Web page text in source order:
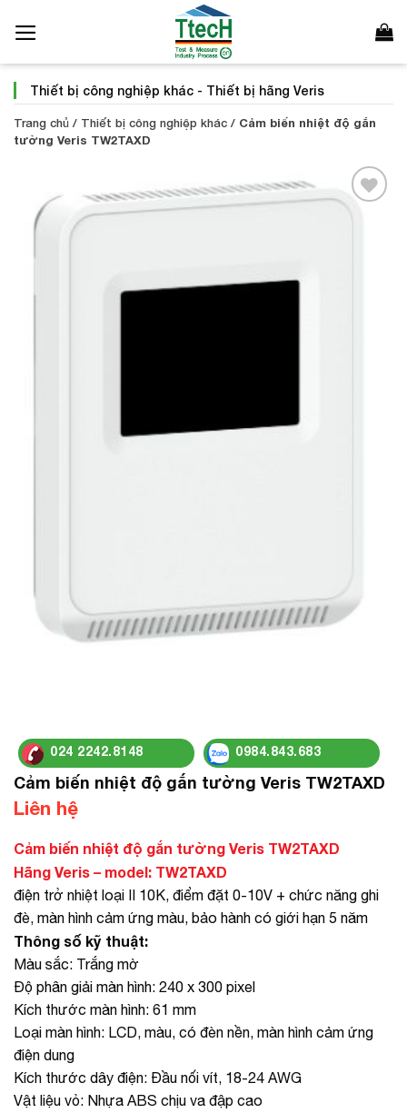
qua
dung
Thiết bị công nghiệp khác - Thiết bị hãng Veris
Trang chủ / Thiết bị công nghiệp khác / Cảm biến nhiệt độ gắn
tường Veris TW2TAXD
024 2242.8148 0984.843.683
Cảm biến nhiệt độ gắn tường Veris TW2TAXD
Liên hệ
Cảm biến nhiệt độ gắn tường Veris TW2TAXD
Hãng Veris – model: TW2TAXD
điện trở nhiệt loại II 10K, điểm đặt 0-10V + chức năng ghi
đè, màn hình cảm ứng màu, bảo hành có giới hạn 5 năm
Thông số kỹ thuật:
Màu sắc: Trắng mờ
Độ phân giải màn hình: 240 x 300 pixel
Kích thước màn hình: 61 mm
Loại màn hình: LCD, màu, có đèn nền, màn hình cảm ứng
điện dung
Kích thước dây điện: Đầu nối vít, 18-24 AWG
Vật liệu vỏ: Nhựa ABS chịu va đập cao